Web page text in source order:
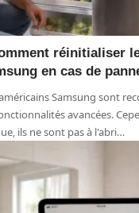
réinitialiser
en cas de
Samsung sont
avancées.
ils ne sont pas à l'abri…